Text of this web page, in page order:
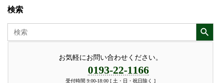
検索
Search
for:
Search Button
お気軽にお問い合わせください。
0193-22-1166
受付時間 9:00-18:00 [ 土・日・祝日除く ]